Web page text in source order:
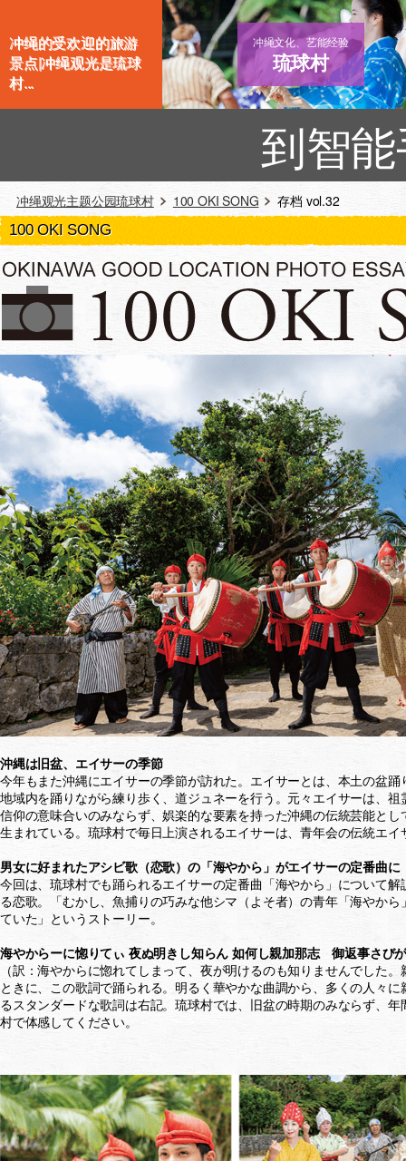
冲绳的受欢迎的旅游
景点|冲绳观光是琉球
村...
冲绳文化、艺能经验
琉球村
到智
冲绳观光主题公园琉球村 100 OKI SONG
存档 vol.32
100 OKI SONG
沖縄は旧盆、エイサーの季節
今年もまた沖縄にエイサーの季節が訪れた。エイサーとは、本土の盆
地域内を踊りながら練り歩く、道ジュネーを行う。元々エイサーは、
信仰の意味合いのみならず、娯楽的な要素を持った沖縄の伝統芸能と
生まれている。琉球村で毎日上演されるエイサーは、青年会の伝統エ
男女に好まれたアシビ歌（恋歌）の「海やから」がエイサーの定番曲に
今回は、琉球村でも踊られるエイサーの定番曲「海やから」について
る恋歌。「むかし、魚捕りの巧みな他シマ（よそ者）の青年「海やか
ていた」というストーリー。
海やからーに惚りてぃ 夜ぬ明きし知らん 如何し親加那志 御返事さび
（訳：海やからに惚れてしまって、夜が明けるのも知りませんでした
ときに、この歌詞で踊られる。明るく華やかな曲調から、多くの人々
るスタンダードな歌詞は右記。琉球村では、旧盆の時期のみならず、
村で体感してください。